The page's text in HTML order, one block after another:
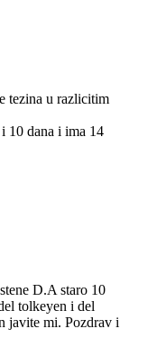
tezina u razlicitim
10 dana i ima 14
D.A staro 10
tolkeyen i del
javite mi. Pozdrav i